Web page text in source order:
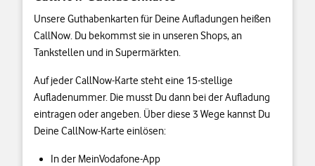
Unsere Guthabenkarten für Deine Aufladungen heißen
CallNow. Du bekommst sie in unseren Shops, an
Tankstellen und in Supermärkten.
Auf jeder CallNow-Karte steht eine 15-stellige
Aufladenummer. Die musst Du dann bei der Aufladung
eintragen oder angeben. Über diese 3 Wege kannst Du
Deine CallNow-Karte einlösen:
In der MeinVodafone-App